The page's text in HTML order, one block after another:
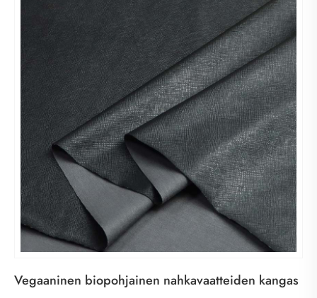
Vegaaninen biopohjainen nahkavaatteiden kangas